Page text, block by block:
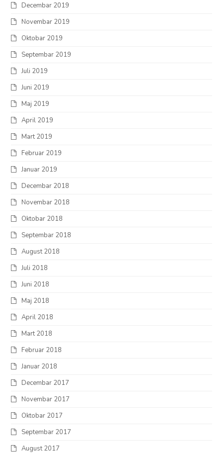
Decembar 2019
Novembar 2019
Oktobar 2019
Septembar 2019
Juli 2019
Juni 2019
Maj 2019
April 2019
Mart 2019
Februar 2019
Januar 2019
Decembar 2018
Novembar 2018
Oktobar 2018
Septembar 2018
August 2018
Juli 2018
Juni 2018
Maj 2018
April 2018
Mart 2018
Februar 2018
Januar 2018
Decembar 2017
Novembar 2017
Oktobar 2017
Septembar 2017
August 2017